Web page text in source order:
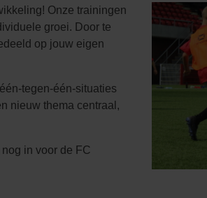
Onze trainingen
groei. Door te
op jouw eigen
tegen-één-situaties
nieuw thema centraal,
in voor de FC